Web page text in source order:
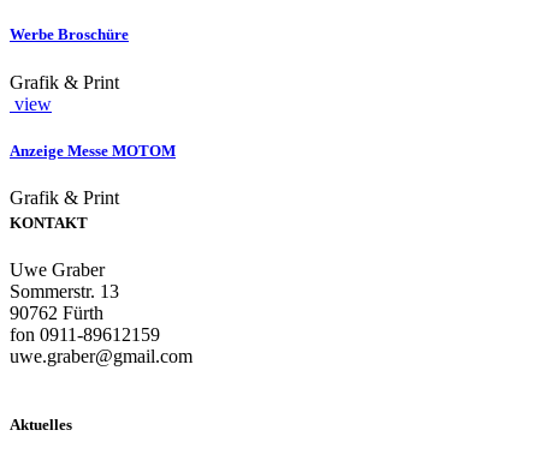
Werbe Broschüre
Grafik & Print
view
Anzeige Messe MOTOM
Grafik & Print
KONTAKT
Uwe Graber
Sommerstr. 13
90762 Fürth
fon 0911-89612159
uwe.graber@gmail.com
Aktuelles